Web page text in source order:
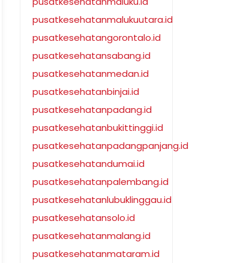
pusatkesehatanmalukuutara.id
pusatkesehatangorontalo.id
pusatkesehatansabang.id
pusatkesehatanmedan.id
pusatkesehatanbinjai.id
pusatkesehatanpadang.id
pusatkesehatanbukittinggi.id
pusatkesehatanpadangpanjang.id
pusatkesehatandumai.id
pusatkesehatanpalembang.id
pusatkesehatanlubuklinggau.id
pusatkesehatansolo.id
pusatkesehatanmalang.id
pusatkesehatanmataram.id